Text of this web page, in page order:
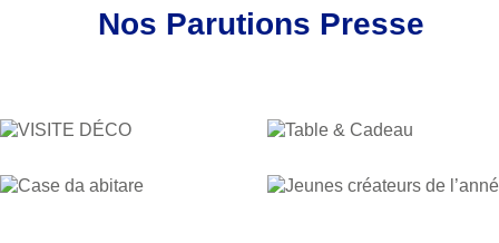
Nos Parutions Presse